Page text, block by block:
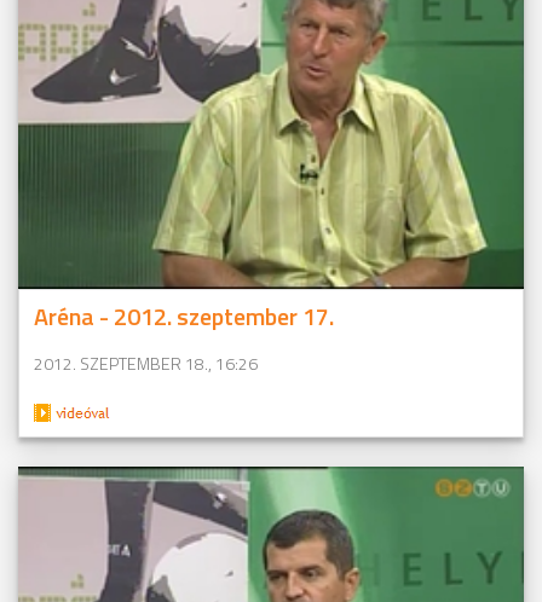
Aréna - 2012. szeptember 17.
2012. SZEPTEMBER 18., 16:26